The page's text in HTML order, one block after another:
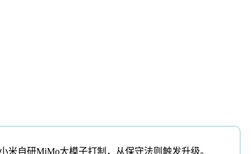
自研MiMo大模子打制，从保守法则触发升级。